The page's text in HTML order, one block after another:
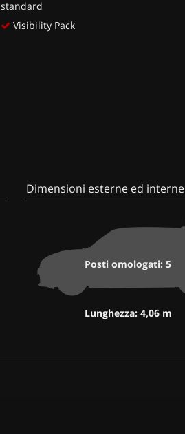
standard
Visibility Pack
Dimensioni esterne ed interne
Posti omologati: 5
Lunghezza: 4,06 m